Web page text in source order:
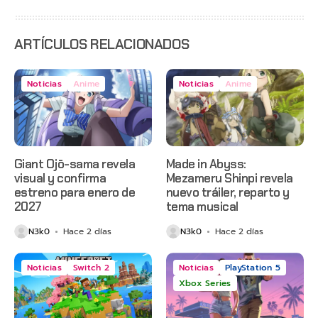
ARTÍCULOS RELACIONADOS
Noticias Anime
Giant Ojō-sama revela
visual y confirma
estreno para enero de
2027
N3k0 Hace 2 días
Noticias Anime
Made in Abyss:
Mezameru Shinpi revela
nuevo tráiler, reparto y
tema musical
N3k0 Hace 2 días
Noticias Switch 2 Noticias
PlayStation 5
Xbox Series